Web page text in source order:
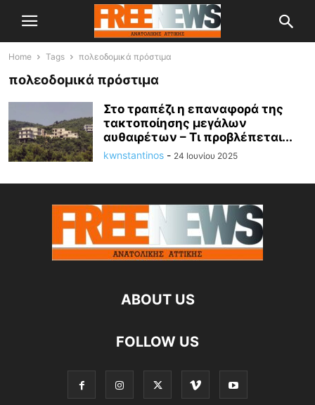
Home Tags πολεοδομικά πρόστιμα
πολεοδομικά πρόστιμα
Στο τραπέζι η επαναφορά της
τακτοποίησης μεγάλων
αυθαιρέτων – Τι προβλέπεται...
kwnstantinos - 24 Ιουνίου 2025
ABOUT US
FOLLOW US